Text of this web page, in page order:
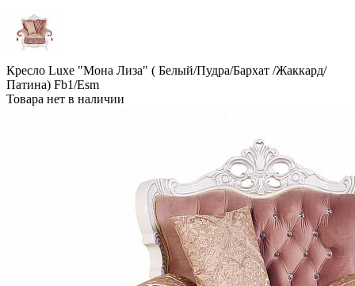
Кресло Luxe "Мона Лиза" ( Белый/Пудра/Бархат /Жаккард/
Патина) Fb1/Esm
Товара нет в наличии